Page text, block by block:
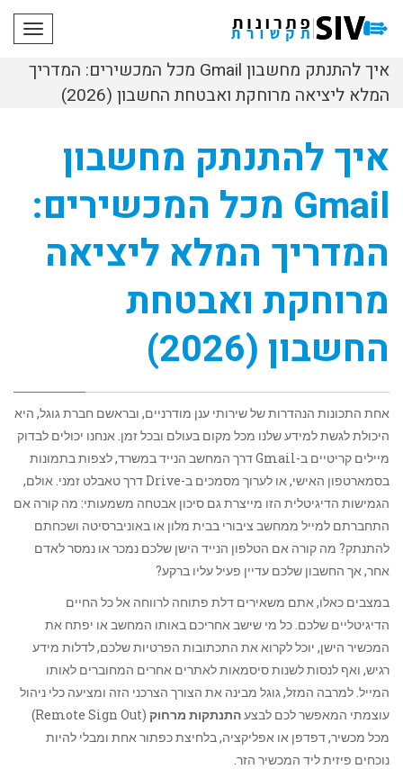
איך להתנתק מחשבון Gmail מכל המכשירים: המדריך
המלא ליציאה מרוחקת ואבטחת החשבון (2026)
איך להתנתק מחשבון
Gmail מכל המכשירים:
המדריך המלא ליציאה
מרוחקת ואבטחת
החשבון (2026)
אחת התכונות הנהדרות של שירותי ענן מודרניים, ובראשם חברת גוגל, היא
היכולת לגשת למידע שלנו מכל מקום בעולם ובכל זמן. אנחנו יכולים לבדוק
מיילים קריטיים ב-Gmail דרך המחשב הנייד במשרד, לצפות בתמונות
בסמארטפון האישי, או לערוך מסמכים ב-Drive דרך טאבלט זמני. אולם,
הגמישות הדיגיטלית הזו מייצרת גם סיכון אבטחה משמעותי: מה קורה אם
התחברתם למייל ממחשב ציבורי בבית מלון או באוניברסיטה ושכחתם
להתנתק? מה קורה אם הטלפון הנייד הישן שלכם נמכר או נמסר לאדם
אחר, אך החשבון שלכם עדיין פעיל עליו ברקע?
במצבים כאלו, אתם משאירים דלת פתוחה לרווחה אל כל החיים
הדיגיטליים שלכם. כל מי שישב אחריכם באותו המחשב או יפתח את
המכשיר הישן, יוכל לקרוא את התכתובות הפרטיות שלכם, לדלות מידע
רגיש, ואף לנסות לשנות סיסמאות לאתרים אחרים המחוברים לאותו
המייל. למרבה המזל, גוגל מבינה את הצורך הצרכני הזה ומציעה כלי ניהול
עוצמתי המאפשר לכם לבצעהתנתקות מרחוק
(Remote Sign Out)
מכל מכשיר, דפדפן או אפליקציה, בלחיצת כפתור אחת ומבלי להיות
נוכחים פיזית ליד המכשיר הזר.